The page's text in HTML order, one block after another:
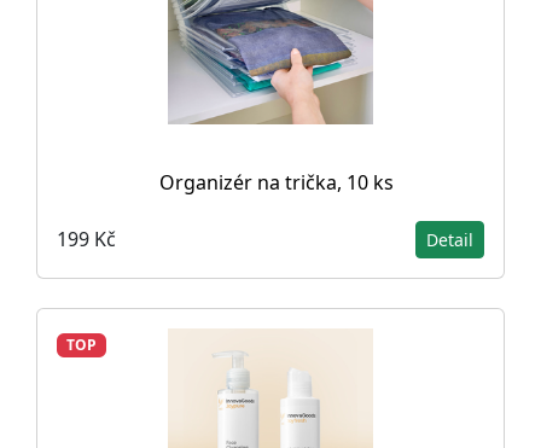
Organizér na trička, 10 ks
199 Kč Detail
TOP